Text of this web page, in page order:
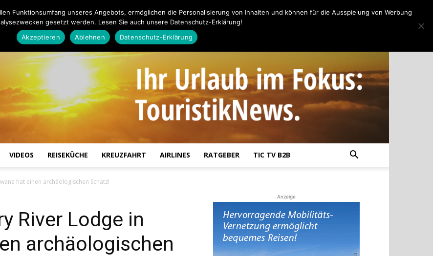
VIDEOS REISEKÜCHE KREUZFAHRT AIRLINES RATGEBER TIC TV B2B
hat einen archäologischen Schatz!
River Lodge in
archäologischen
Anzeige
Funktionsumfang unseres Angebots, ermöglichen die Personalisierung von Inhalten und können für die Ausspielung von Werbung
gesetzt werden. Lesen Sie auch unsere Datenschutz-Erklärung!
Akzeptieren
Ablehnen Datenschutz-Erklärung